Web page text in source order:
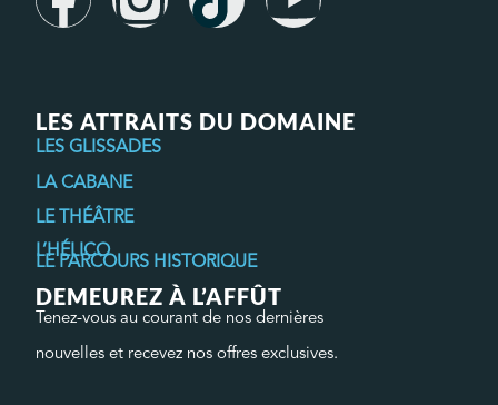
LES ATTRAITS DU DOMAINE
LES GLISSADES
LA CABANE
LE THÉÂTRE
L’HÉLICO
LE PARCOURS HISTORIQUE
DEMEUREZ À L’AFFÛT
Tenez-vous au courant de nos dernières
nouvelles et recevez nos offres exclusives.